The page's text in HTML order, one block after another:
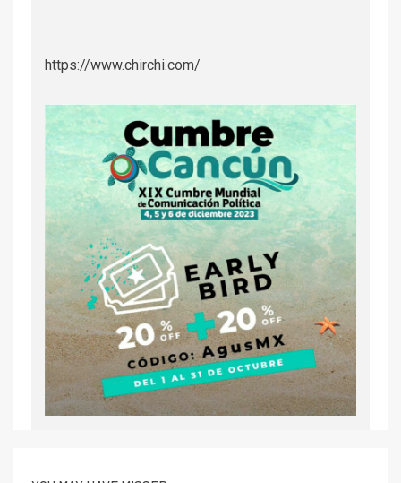
https://www.chirchi.com/